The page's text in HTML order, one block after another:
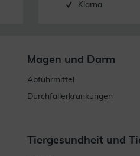
Klarna
Magen und Darm
Abführmittel
Durchfallerkrankungen
Tiergesundheit und